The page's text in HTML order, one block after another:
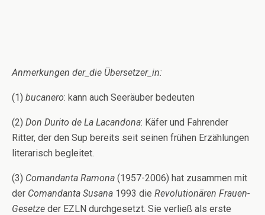
Anmerkungen der_die Übersetzer_in:
(1) bucanero: kann auch Seeräuber bedeuten
(2) Don Durito de La Lacandona: Käfer und Fahrender
Ritter, der den Sup bereits seit seinen frühen Erzählungen
literarisch begleitet.
(3) Comandanta Ramona (1957-2006) hat zusammen mit
der Comandanta Susana 1993 die Revolutionären Frauen-
Gesetze der EZLN durchgesetzt. Sie verließ als erste